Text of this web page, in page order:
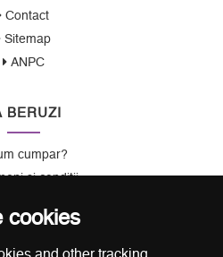
cookies
Contact
Sitemap
ANPC
BERUZI
cumpar?
si conditii
Confidentialitate
de Cookie